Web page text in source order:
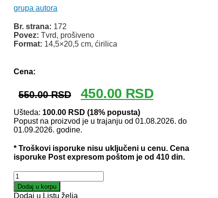
grupa autora
Br. strana: 172
Povez: Tvrd, prošiveno
Format: 14,5×20,5 cm, ćirilica
Cena:
550.00RSD
Originalna
cena
je
bila:
550.00 RSD.
450.00 RSDTrenutna
cena
450.00 RSD.
Ušteda: 100.00 RSD (18% popusta)
Popust na proizvod je u trajanju od 01.08.2026. do
01.09.2026. godine.
* Troškovi isporuke nisu uključeni u cenu. Cena
isporuke Post expresom poštom je od 410 din.
SRPSKE
NARODNE
BASNE
Dodaj u korpu
Dodaj u Listu želja